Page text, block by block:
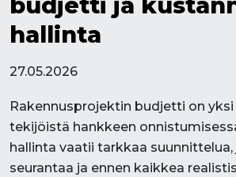
hallinta
27.05.2026
Rakennusprojektin budjetti on
tekijöistä hankkeen
hallinta vaatii tarkkaa
seurantaa ja ennen kaikkea